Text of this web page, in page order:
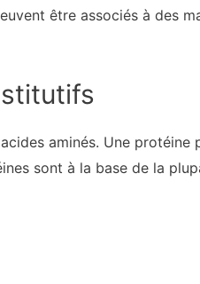
être associés à des
aminés. Une
sont à la base de la